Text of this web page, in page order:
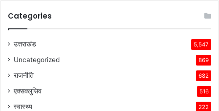
Categories
उत्तराखंड 5,547
Uncategorized 869
राजनीति 682
एक्सक्लुसिव 516
स्वास्थ्य 222